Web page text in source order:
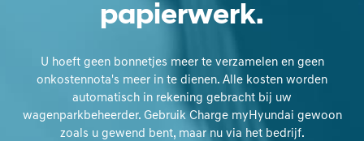
papierwerk.
U hoeft geen bonnetjes meer te verzamelen en geen
onkostennota's meer in te dienen. Alle kosten worden
automatisch in rekening gebracht bij uw
wagenparkbeheerder. Gebruik Charge myHyundai gewoon
zoals u gewend bent, maar nu via het bedrijf.